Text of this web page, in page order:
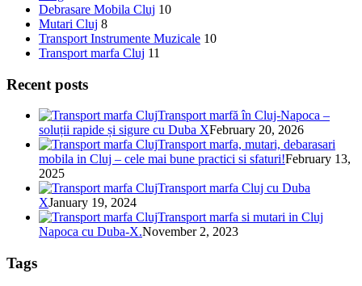
Debrasare Mobila Cluj 10
Mutari Cluj 8
Transport Instrumente Muzicale 10
Transport marfa Cluj 11
Recent posts
Transport marfă în Cluj-Napoca –
soluții rapide și sigure cu Duba XFebruary 20, 2026
Transport marfa, mutari, debarasari
mobila in Cluj – cele mai bune practici si sfaturi!February 13,
2025
Transport marfa Cluj cu Duba
XJanuary 19, 2024
Transport marfa si mutari in Cluj
Napoca cu Duba-X.November 2, 2023
Tags